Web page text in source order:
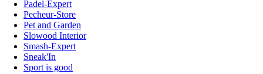
Padel-Expert
Pecheur-Store
Pet and Garden
Slowood Interior
Smash-Expert
Sneak'In
Sport is good